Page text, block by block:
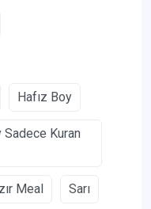
Hafız Boy
Kuran
Meal Sarı